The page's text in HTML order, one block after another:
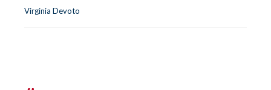
Virginia Devoto